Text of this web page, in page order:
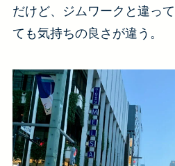
だけど、ジムワークと違っ
ても気持ちの良さが違う。